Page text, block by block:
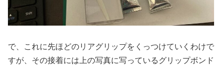
で、これに先ほどのリアグリップをくっつけていくわけで
すが、その接着には上の写真に写っているグリップボンド